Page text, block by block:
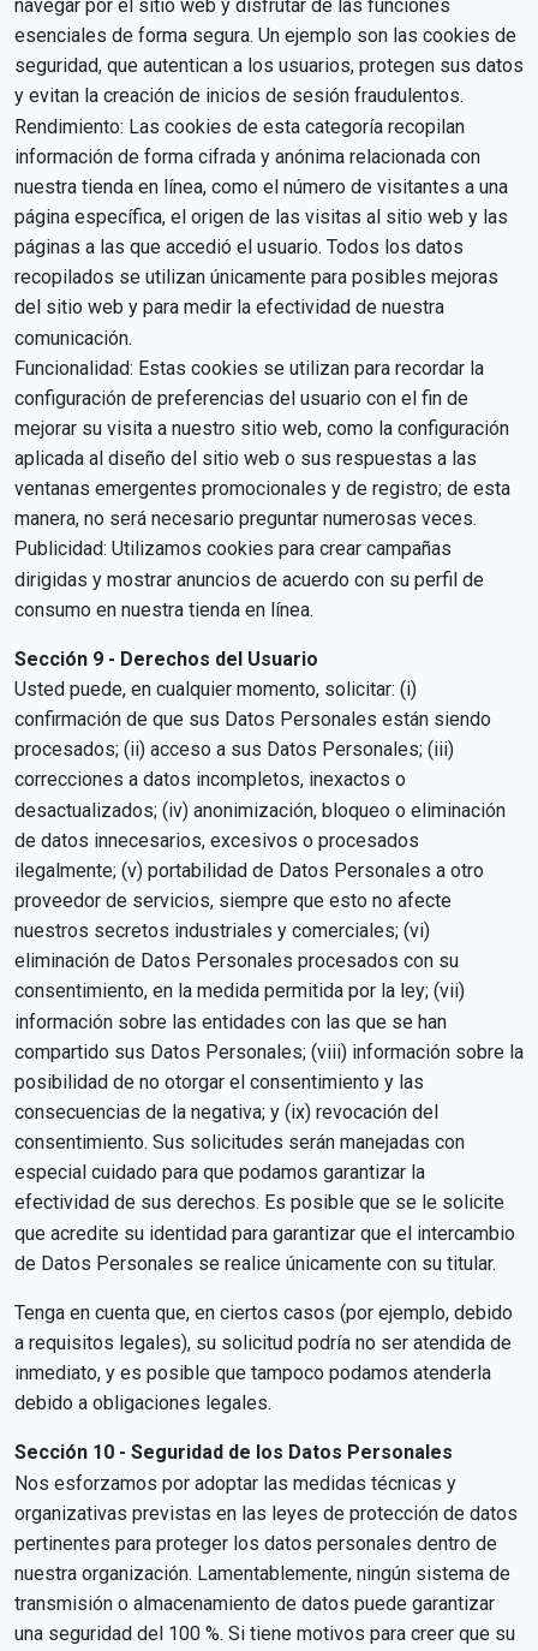
navegar por el sitio web y disfrutar de las funciones
esenciales de forma segura. Un ejemplo son las cookies de
seguridad, que autentican a los usuarios, protegen sus datos
y evitan la creación de inicios de sesión fraudulentos.
Rendimiento: Las cookies de esta categoría recopilan
información de forma cifrada y anónima relacionada con
nuestra tienda en línea, como el número de visitantes a una
página específica, el origen de las visitas al sitio web y las
páginas a las que accedió el usuario. Todos los datos
recopilados se utilizan únicamente para posibles mejoras
del sitio web y para medir la efectividad de nuestra
comunicación.
Funcionalidad: Estas cookies se utilizan para recordar la
configuración de preferencias del usuario con el fin de
mejorar su visita a nuestro sitio web, como la configuración
aplicada al diseño del sitio web o sus respuestas a las
ventanas emergentes promocionales y de registro; de esta
manera, no será necesario preguntar numerosas veces.
Publicidad: Utilizamos cookies para crear campañas
dirigidas y mostrar anuncios de acuerdo con su perfil de
consumo en nuestra tienda en línea.
Sección 9 - Derechos del Usuario
Usted puede, en cualquier momento, solicitar: (i)
confirmación de que sus Datos Personales están siendo
procesados; (ii) acceso a sus Datos Personales; (iii)
correcciones a datos incompletos, inexactos o
desactualizados; (iv) anonimización, bloqueo o eliminación
de datos innecesarios, excesivos o procesados ​​
ilegalmente; (v) portabilidad de Datos Personales a otro
proveedor de servicios, siempre que esto no afecte
nuestros secretos industriales y comerciales; (vi)
eliminación de Datos Personales procesados ​​con su
consentimiento, en la medida permitida por la ley; (vii)
información sobre las entidades con las que se han
compartido sus Datos Personales; (viii) información sobre la
posibilidad de no otorgar el consentimiento y las
consecuencias de la negativa; y (ix) revocación del
consentimiento. Sus solicitudes serán manejadas con
especial cuidado para que podamos garantizar la
efectividad de sus derechos. Es posible que se le solicite
que acredite su identidad para garantizar que el intercambio
de Datos Personales se realice únicamente con su titular.
Tenga en cuenta que, en ciertos casos (por ejemplo, debido
a requisitos legales), su solicitud podría no ser atendida de
inmediato, y es posible que tampoco podamos atenderla
debido a obligaciones legales.
Sección 10 - Seguridad de los Datos Personales
Nos esforzamos por adoptar las medidas técnicas y
organizativas previstas en las leyes de protección de datos
pertinentes para proteger los datos personales dentro de
nuestra organización. Lamentablemente, ningún sistema de
transmisión o almacenamiento de datos puede garantizar
una seguridad del 100 %. Si tiene motivos para creer que su